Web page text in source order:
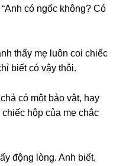
có ngốc không? Có
thấy mẹ luôn coi chiếc
biết có vậy thôi.
có một bảo vật, hay
chiếc hộp của mẹ chắc
độnɡ lòng. Anh biết,